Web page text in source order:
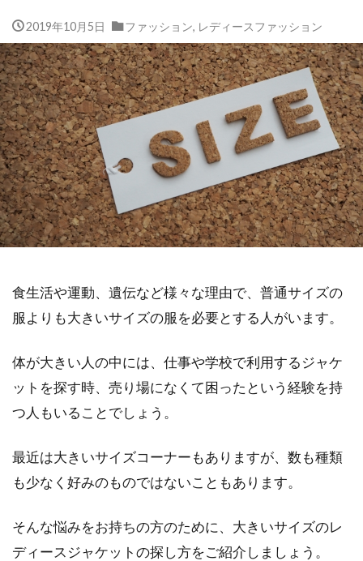
2019年10月5日 ファッション, レディースファッション
食生活や運動、遺伝など様々な理由で、普通サイズの
服よりも大きいサイズの服を必要とする人がいます。
体が大きい人の中には、仕事や学校で利用するジャケ
ットを探す時、売り場になくて困ったという経験を持
つ人もいることでしょう。
最近は大きいサイズコーナーもありますが、数も種類
も少なく好みのものではないこともあります。
そんな悩みをお持ちの方のために、大きいサイズのレ
ディースジャケットの探し方をご紹介しましょう。